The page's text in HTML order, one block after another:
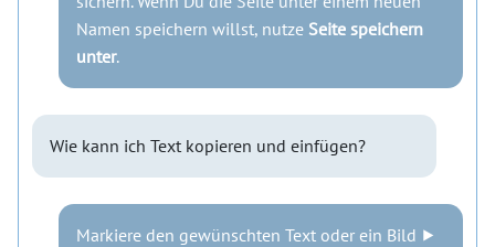
Namen speichern willst, nutze Seite speichern
unter.
Wie kann ich Text kopieren und einfügen?
Markiere den gewünschten Text oder ein Bild ⯈